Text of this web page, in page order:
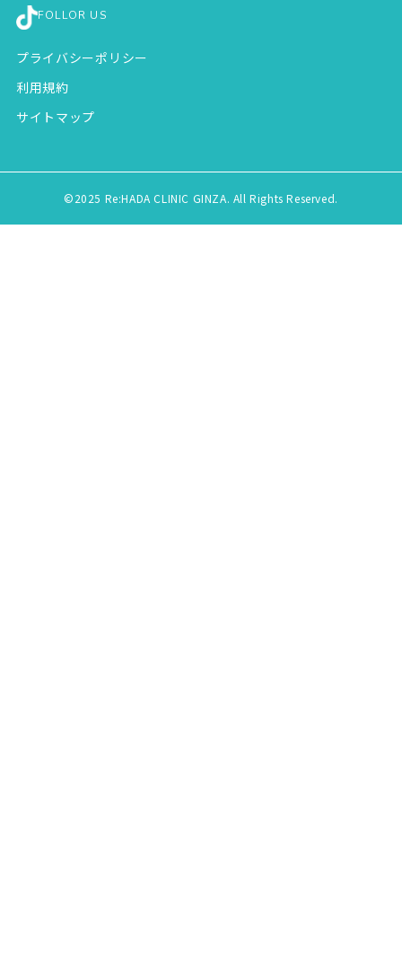
FOLLOR US
プライバシーポリシー
利用規約
サイトマップ
©2025 Re:HADA CLINIC GINZA. All Rights Reserved.